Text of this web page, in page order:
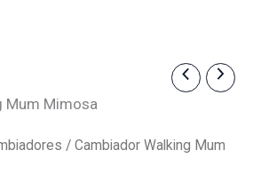
Mum Mimosa
/ Cambiador Walking Mum